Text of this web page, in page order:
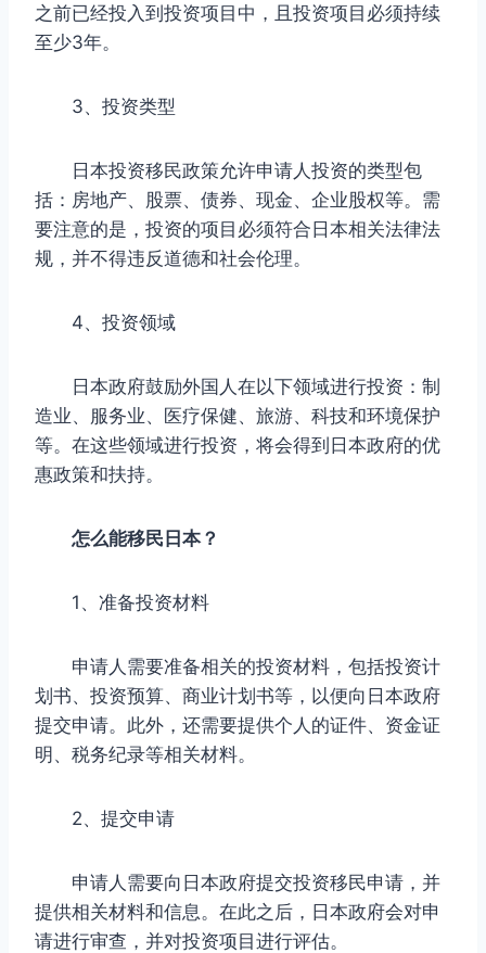
之前已经投入到投资项目中，且投资项目必须持续
至少3年。
3、投资类型
日本投资移民政策允许申请人投资的类型包
括：房地产、股票、债券、现金、企业股权等。需
要注意的是，投资的项目必须符合日本相关法律法
规，并不得违反道德和社会伦理。
4、投资领域
日本政府鼓励外国人在以下领域进行投资：制
造业、服务业、医疗保健、旅游、科技和环境保护
等。在这些领域进行投资，将会得到日本政府的优
惠政策和扶持。
怎么能移民日本？
1、准备投资材料
申请人需要准备相关的投资材料，包括投资计
划书、投资预算、商业计划书等，以便向日本政府
提交申请。此外，还需要提供个人的证件、资金证
明、税务纪录等相关材料。
2、提交申请
申请人需要向日本政府提交投资移民申请，并
提供相关材料和信息。在此之后，日本政府会对申
请进行审查，并对投资项目进行评估。